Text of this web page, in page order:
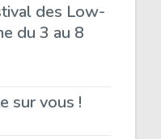
des Low-
du 3 au 8
sur vous !